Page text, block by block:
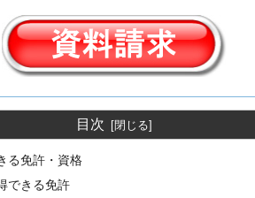
目次
る免許・資格
できる免許